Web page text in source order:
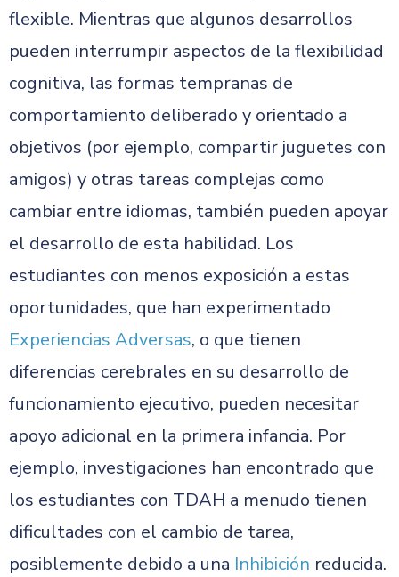
flexible. Mientras que algunos desarrollos
pueden interrumpir aspectos de la flexibilidad
cognitiva, las formas tempranas de
comportamiento deliberado y orientado a
objetivos (por ejemplo, compartir juguetes con
amigos) y otras tareas complejas como
cambiar entre idiomas, también pueden apoyar
el desarrollo de esta habilidad. Los
estudiantes con menos exposición a estas
oportunidades, que han experimentado
Experiencias Adversas, o que tienen
diferencias cerebrales en su desarrollo de
funcionamiento ejecutivo, pueden necesitar
apoyo adicional en la primera infancia. Por
ejemplo, investigaciones han encontrado que
los estudiantes con TDAH a menudo tienen
dificultades con el cambio de tarea,
posiblemente debido a una Inhibición reducida.